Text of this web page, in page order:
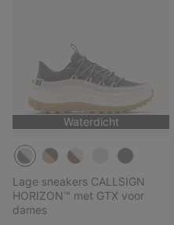
Waterdicht
Lage sneakers CALLSIGN
HORIZON™ met GTX voor
dames